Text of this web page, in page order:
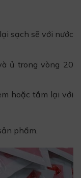
sạch sẽ với nước
ủ trong vòng 20
hoặc tắm lại với
phẩm.